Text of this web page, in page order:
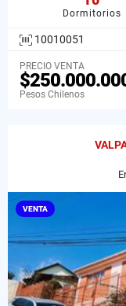
Dormitorios
10010051
PRECIO VENTA
Pesos Chilenos
VENTA